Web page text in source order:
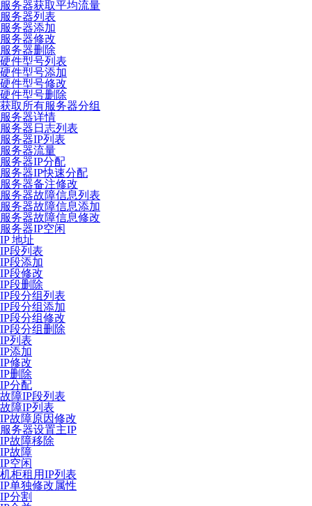
服务器获取平均流量
服务器列表
服务器添加
服务器修改
服务器删除
硬件型号列表
硬件型号添加
硬件型号修改
硬件型号删除
获取所有服务器分组
服务器详情
服务器日志列表
服务器IP列表
服务器流量
服务器IP分配
服务器IP快速分配
服务器备注修改
服务器故障信息列表
服务器故障信息添加
服务器故障信息修改
服务器IP空闲
IP 地址
IP段列表
IP段添加
IP段修改
IP段删除
IP段分组列表
IP段分组添加
IP段分组修改
IP段分组删除
IP列表
IP添加
IP修改
IP删除
IP分配
故障IP段列表
故障IP列表
IP故障原因修改
服务器设置主IP
IP故障移除
IP故障
IP空闲
机柜租用IP列表
IP单独修改属性
IP分割